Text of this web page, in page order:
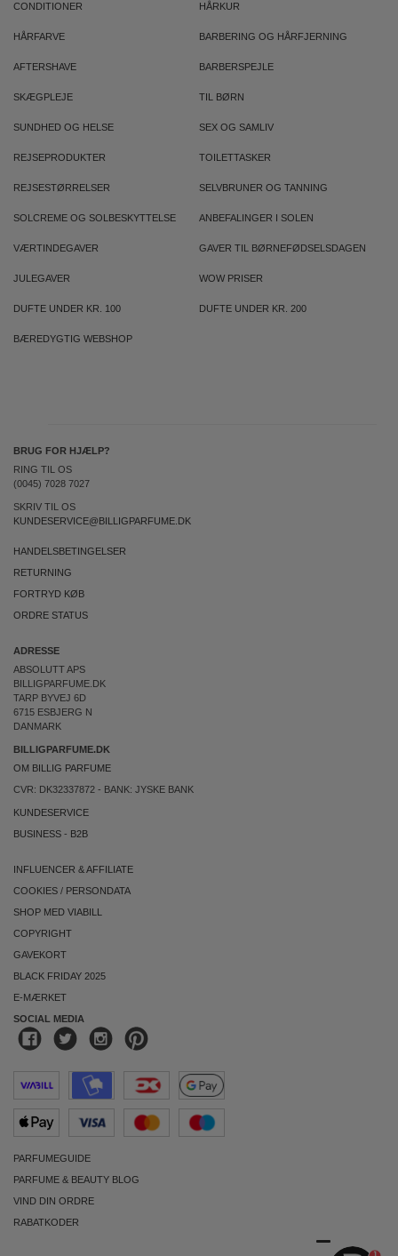
CONDITIONER HÅRKUR
HÅRFARVE BARBERING OG HÅRFJERNING
AFTERSHAVE BARBERSPEJLE
SKÆGPLEJE TIL BØRN
SUNDHED OG HELSE SEX OG SAMLIV
REJSEPRODUKTER TOILETTASKER
REJSESTØRRELSER SELVBRUNER OG TANNING
SOLCREME OG SOLBESKYTTELSE ANBEFALINGER I SOLEN
VÆRTINDEGAVER GAVER TIL BØRNEFØDSELSDAGEN
JULEGAVER WOW PRISER
DUFTE UNDER KR. 100 DUFTE UNDER KR. 200
BÆREDYGTIG WEBSHOP
BRUG FOR HJÆLP?
RING TIL OS
(0045) 7028 7027
SKRIV TIL OS
KUNDESERVICE@BILLIGPARFUME.DK
HANDELSBETINGELSER
RETURNING
FORTRYD KØB
ORDRE STATUS
ADRESSE
ABSOLUTT APS
BILLIGPARFUME.DK
TARP BYVEJ 6D
6715 ESBJERG N
DANMARK
BILLIGPARFUME.DK
OM BILLIG PARFUME
CVR: DK32337872 - BANK: JYSKE BANK
KUNDESERVICE
BUSINESS - B2B
INFLUENCER & AFFILIATE
COOKIES / PERSONDATA
SHOP MED VIABILL
COPYRIGHT
GAVEKORT
BLACK FRIDAY 2025
E-MÆRKET
SOCIAL MEDIA
PARFUMEGUIDE
PARFUME & BEAUTY BLOG
VIND DIN ORDRE
RABATKODER